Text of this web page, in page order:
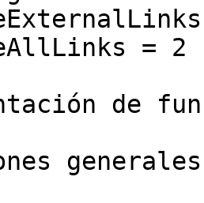
= 2
de
generales